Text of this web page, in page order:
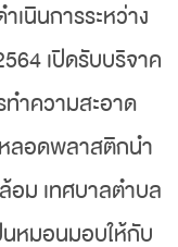
เนินการระหว่าง
เปิดรับบริจาค
ำความสะอาด
หลอดพลาสติกนำ
อม เทศบาลตำบล
นหมอนมอบให้กับ